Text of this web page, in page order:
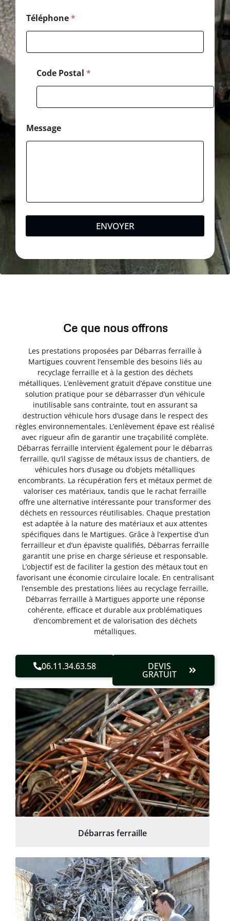
C
o
d
Téléphone*
Code Postal *
Message
ENVOYER
Ce que nous offrons
Les prestations proposées par Débarras ferraille à
Martigues couvrent l’ensemble des besoins liés au
recyclage ferraille et à la gestion des déchets
métalliques. L’enlèvement gratuit d’épave constitue une
solution pratique pour se débarrasser d’un véhicule
inutilisable sans contrainte, tout en assurant sa
destruction véhicule hors d’usage dans le respect des
règles environnementales. L’enlèvement épave est réalisé
avec rigueur afin de garantir une traçabilité complète.
Débarras ferraille intervient également pour le débarras
ferraille, qu’il s’agisse de métaux issus de chantiers, de
véhicules hors d’usage ou d’objets métalliques
encombrants. La récupération fers et métaux permet de
valoriser ces matériaux, tandis que le rachat ferraille
offre une alternative intéressante pour transformer des
déchets en ressources réutilisables. Chaque prestation
est adaptée à la nature des matériaux et aux attentes
spécifiques dans le Martigues. Grâce à l’expertise d’un
ferrailleur et d’un épaviste qualifiés, Débarras ferraille
garantit une prise en charge sérieuse et responsable.
L’objectif est de faciliter la gestion des métaux tout en
favorisant une économie circulaire locale. En centralisant
l’ensemble des prestations liées au recyclage ferraille,
Débarras ferraille à Martigues apporte une réponse
cohérente, efficace et durable aux problématiques
d’encombrement et de valorisation des déchets
métalliques.
06.11.34.63.58 DEVIS
GRATUIT
Débarras ferraille